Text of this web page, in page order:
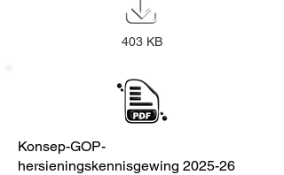
403 KB
Konsep-GOP-
hersieningskennisgewing 2025-26